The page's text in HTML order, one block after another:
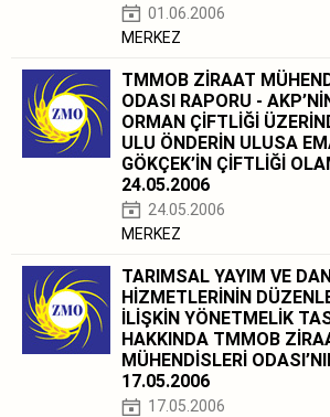
01.06.2006
MERKEZ
TMMOB ZİRAAT
ODASI RAPORU -
ORMAN ÇİFTLİĞİ
ULU ÖNDERİN ULUSA
GÖKÇEK’İN ÇİFTLİĞİ
24.05.2006
24.05.2006
MERKEZ
TARIMSAL YAYIM VE
HİZMETLERİNİN
İLİŞKİN YÖNETMELİK
HAKKINDA TMMOB
MÜHENDİSLERİ
17.05.2006
17.05.2006